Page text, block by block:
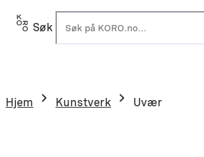
Hopp
Søk
Hjem Kunstverk Uvær